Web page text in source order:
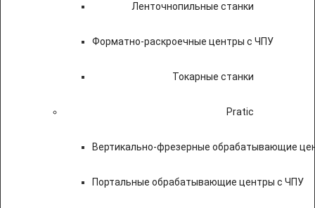
Ленточнопильные станки
Форматно-раскроечные центры с ЧПУ
Токарные станки
Pratic
Вертикально-фрезерные обрабатывающие
Портальные обрабатывающие центры с ЧПУ